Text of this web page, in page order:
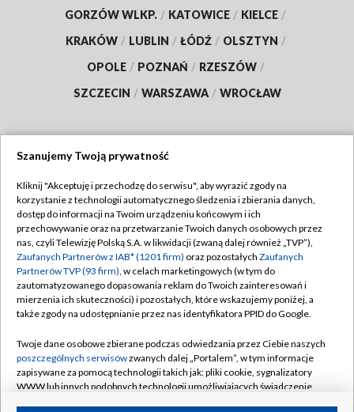
GORZÓW WLKP. / KATOWICE / KIELCE /
KRAKÓW / LUBLIN / ŁÓDŹ / OLSZTYN /
OPOLE / POZNAŃ / RZESZÓW /
SZCZECIN / WARSZAWA / WROCŁAW
TVP
Abonament TVP
Emisja w TVP
Centrum informacji TVP
Naziemna Telewizja Cyfrowa
Rada Programowa
System NOS
Informacje o nadawcy
Regulamin TVP
Polityka prywatności
Moje zgody
Pomoc
Kontakt
Szanujemy Twoją prywatność
Kliknij "Akceptuję i przechodzę do serwisu", aby wyrazić zgody na
korzystanie z technologii automatycznego śledzenia i zbierania danych,
dostęp do informacji na Twoim urządzeniu końcowym i ich
przechowywanie oraz na przetwarzanie Twoich danych osobowych przez
nas, czyli Telewizję Polską S.A. w likwidacji (zwaną dalej również „TVP”),
Zaufanych Partnerów z IAB* (1201 firm) oraz pozostałych Zaufanych
Partnerów TVP (93 firm), w celach marketingowych (w tym do
zautomatyzowanego dopasowania reklam do Twoich zainteresowań i
mierzenia ich skuteczności) i pozostałych, które wskazujemy poniżej, a
także zgody na udostępnianie przez nas identyfikatora PPID do Google.
Twoje dane osobowe zbierane podczas odwiedzania przez Ciebie naszych
poszczególnych serwisówzwanych dalej „Portalem”, w tym informacje
zapisywane za pomocą technologii takich jak: pliki cookie, sygnalizatory
WWW lub innych podobnych technologii umożliwiających świadczenie